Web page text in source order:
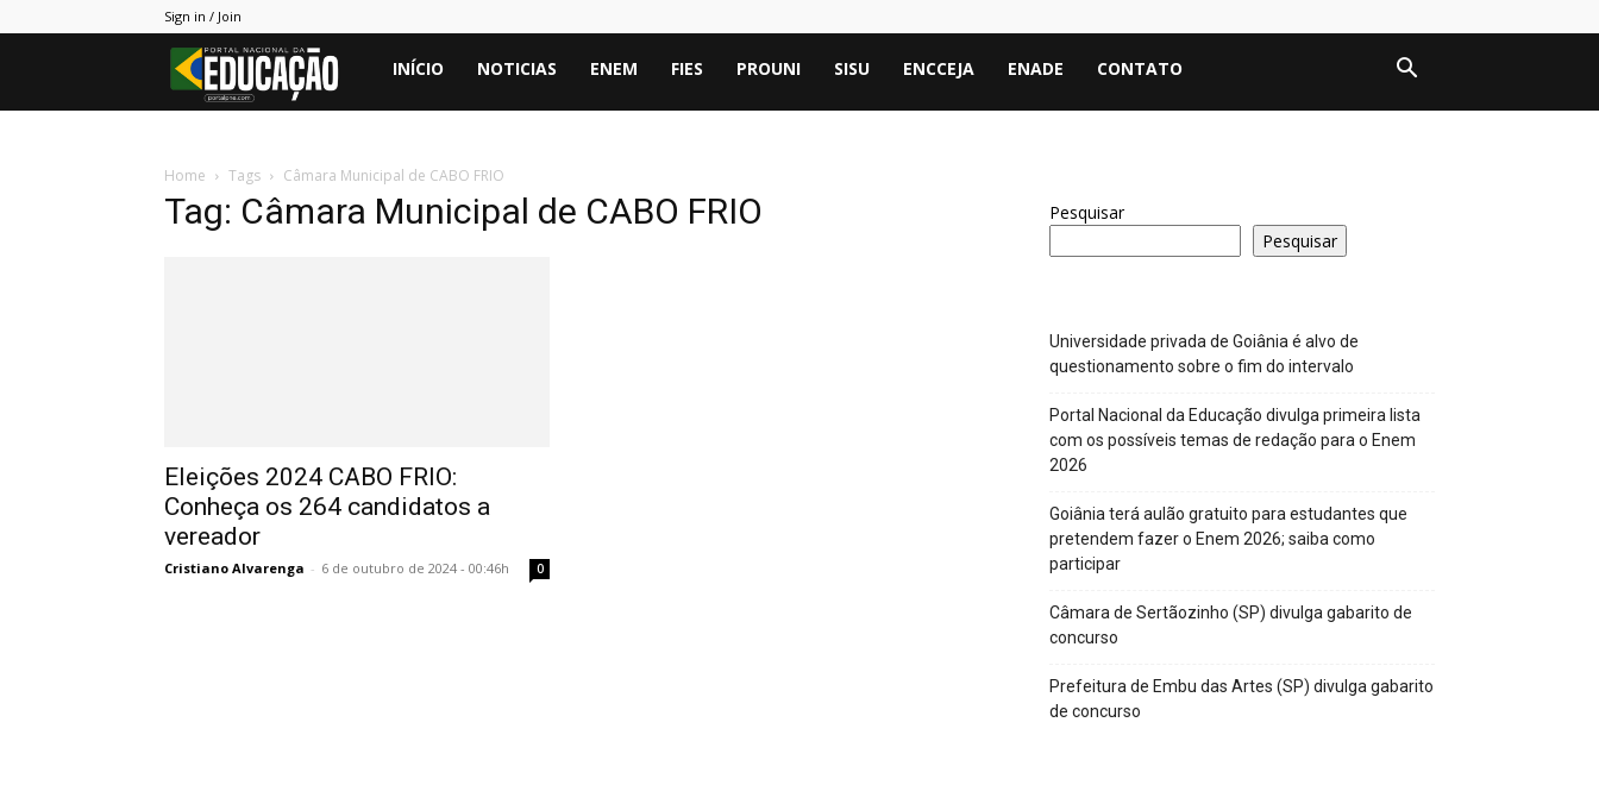
Sign in / Join
Portal
INÍCIO NOTICIAS ENEM FIES PROUNI SISU ENCCEJA ENADE CONTATO
Home Tags Câmara Municipal de CABO FRIO
Tag: Câmara Municipal de CABO FRIO
Eleições 2024 CABO FRIO:
Conheça os 264 candidatos a
vereador
Cristiano Alvarenga - 6 de outubro de 2024 - 00:46h 0
Pesquisar
Pesquisar
Universidade privada de Goiânia é alvo de
questionamento sobre o fim do intervalo
Portal Nacional da Educação divulga primeira lista
com os possíveis temas de redação para o Enem
2026
Goiânia terá aulão gratuito para estudantes que
pretendem fazer o Enem 2026; saiba como
participar
Câmara de Sertãozinho (SP) divulga gabarito de
concurso
Prefeitura de Embu das Artes (SP) divulga gabarito
de concurso